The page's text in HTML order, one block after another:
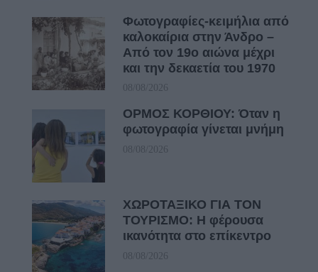
Φωτογραφίες-κειμήλια από
καλοκαίρια στην Άνδρο –
Από τον 19ο αιώνα μέχρι
και την δεκαετία του 1970
08/08/2026
ΟΡΜΟΣ ΚΟΡΘΙΟΥ: Όταν η
φωτογραφία γίνεται μνήμη
08/08/2026
ΧΩΡΟΤΑΞΙΚΟ ΓΙΑ ΤΟΝ
ΤΟΥΡΙΣΜΟ: Η φέρουσα
ικανότητα στο επίκεντρο
08/08/2026